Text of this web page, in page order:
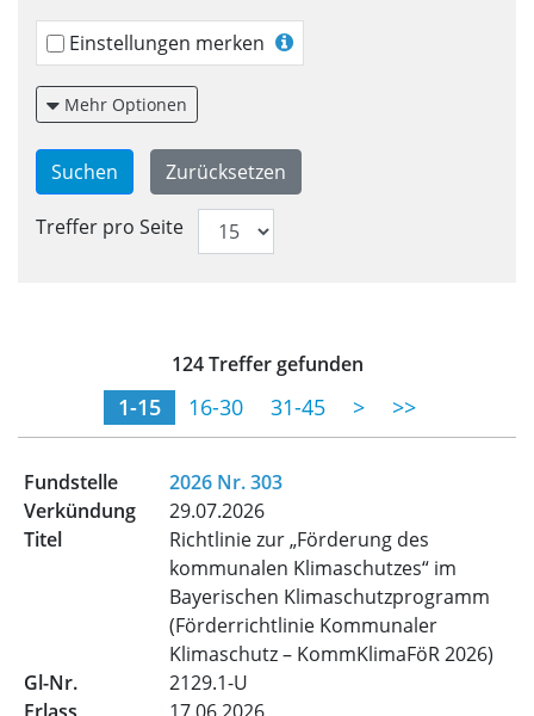
Einstellungen merken
Mehr Optionen
Treffer pro Seite
124 Treffer gefunden
(momentane Seite)
1-15 16-30 31-45 > >>
2026 Nr. 303
29.07.2026
Richtlinie zur „Förderung des
kommunalen Klimaschutzes“ im
Bayerischen Klimaschutzprogramm
(Förderrichtlinie Kommunaler
Klimaschutz – KommKlimaFöR 2026)
2129.1-U